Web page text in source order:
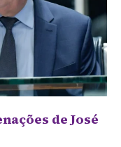
de José